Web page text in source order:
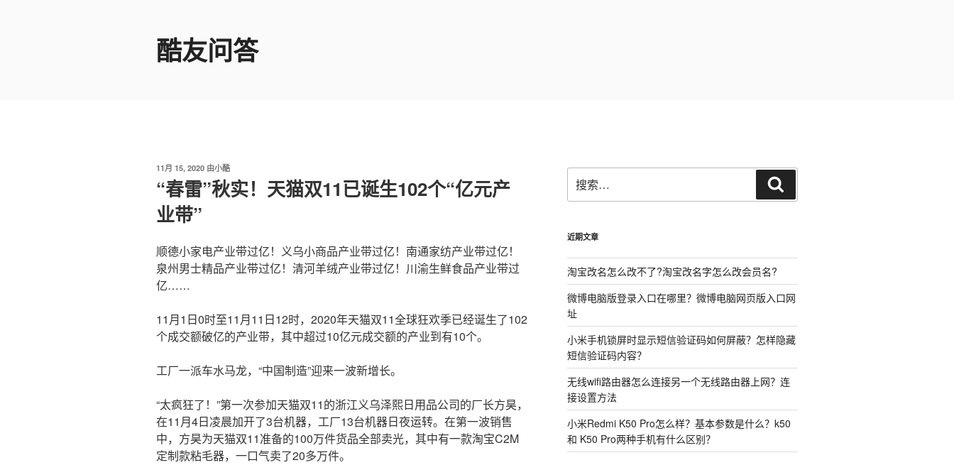
酷友问答
发
于
11月 15, 2020 由小酷
“春雷”秋实！天猫双11已诞生102个“亿元产
业带”
顺德小家电产业带过亿！义乌小商品产业带过亿！南通家纺产业带过亿！
泉州男士精品产业带过亿！清河羊绒产业带过亿！川渝生鲜食品产业带过
亿……
11月1日0时至11月11日12时，2020年天猫双11全球狂欢季已经诞生了102
个成交额破亿的产业带，其中超过10亿元成交额的产业到有10个。
工厂一派车水马龙，“中国制造”迎来一波新增长。
“太疯狂了！”第一次参加天猫双11的浙江义乌泽熙日用品公司的厂长方昊，
在11月4日凌晨加开了3台机器，工厂13台机器日夜运转。在第一波销售
中，方昊为天猫双11准备的100万件货品全部卖光，其中有一款淘宝C2M
定制款粘毛器，一口气卖了20多万件。
索：
索
近期文章
淘宝改名怎么改不了?淘宝改名字怎么改会员名?
微博电脑版登录入口在哪里？微博电脑网页版入口网
址
小米手机锁屏时显示短信验证码如何屏蔽？怎样隐藏
短信验证码内容？
无线wifi路由器怎么连接另一个无线路由器上网？连
接设置方法
小米Redmi K50 Pro怎么样？基本参数是什么？k50
和 K50 Pro两种手机有什么区别？